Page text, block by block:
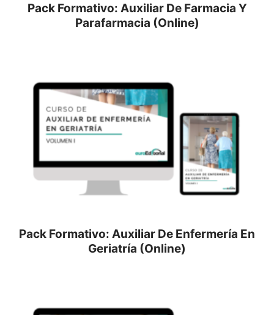
Pack Formativo: Auxiliar De Farmacia Y
Parafarmacia (Online)
Pack Formativo: Auxiliar De Enfermería En
Geriatría (Online)